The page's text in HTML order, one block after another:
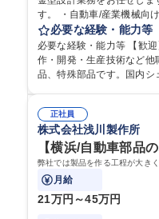
す。 ・自動車/産業機械向け部品の金型構想/設計業務 ・CADを使用した金型設計、図面作成 ・製品仕様に基づく設計検討および技術的な調整 ・製造現場と連携した試作品確
認 ・量産を見据えた品質/生産性向
ェア90%/OJT充実/残業月
必要な経験・能力等
必要な経験・能力等 【歓迎】CADの使用経験 【キャリアパス】金型設計としてスキルを身に付けスペ
作・開発・生産技術など
正社員
株式会社浅川製作所
【横浜/自動車部品
弊社では製品を作る工程が大き
月給
21万円～45万円